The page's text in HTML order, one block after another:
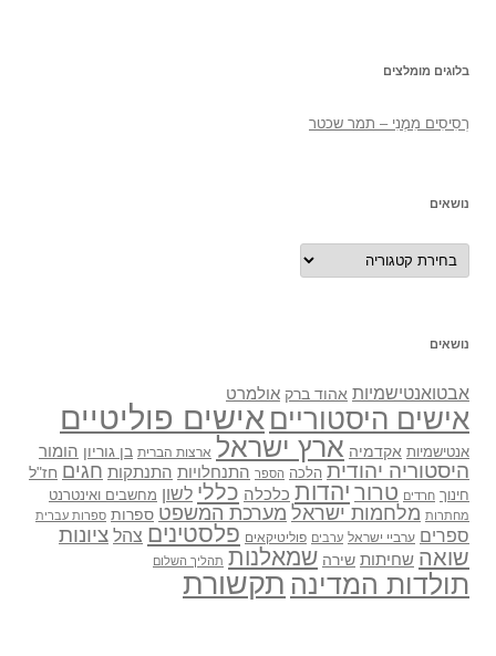
בלוגים מומלצים
רְסִיסִים מִמֶנִי – תמר שכטר
נושאים
נושאים
נושאים
אבטואנטישמיות אהוד ברק אולמרט
אישים היסטוריים אישים פוליטיים
אנטישמיות אקדמיה ארץ ישראל ארצות הברית בן גוריון הומור
היסטוריה יהודית הלכה הספר התנחלויות התנתקות חגים חז"ל
חינוך חרדים טרור יהדות כלכלה כללי לשון מחשבים ואינטרנט
מחתרות מלחמות ישראל מערכת המשפט ספרות ספרות עברית
ספרים ערביי ישראל ערבים פוליטיקאים פלסטינים צהל ציונות
שואה שחיתות שירה שמאלנות תהליך השלום
תולדות המדינה תקשורת